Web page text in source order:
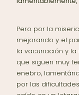
Pero por la
mejorando y el
la vacunación y la
que siguen muy
enebro,
por las